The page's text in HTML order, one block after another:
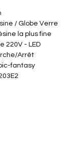
/ Globe Verre
la plus fine
220V - LED
Arrêt
fantasy